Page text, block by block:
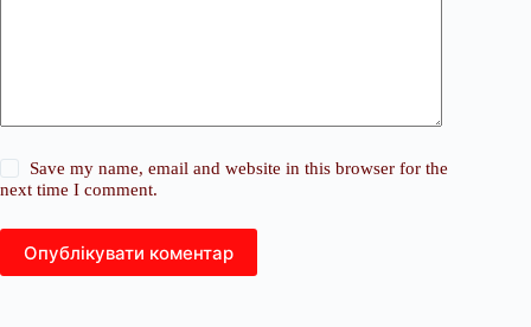
Save my name, email and website in this browser for the
next time I comment.
Опублікувати коментар